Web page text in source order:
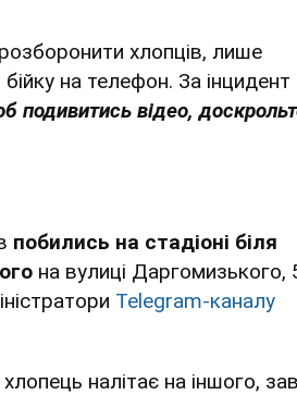
хлопців, лише
на телефон. За інцидент
подивитись відео,
побились на стадіоні біля
на вулиці Даргомизького,
Telegram-каналу
налітає на іншого,